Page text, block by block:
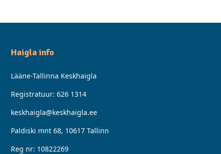
Haigla info
Lääne-Tallinna Keskhaigla
Registratuur:626 1314
keskhaigla@keskhaigla.ee
Paldiski mnt 68, 10617 Tallinn
Reg nr: 10822269